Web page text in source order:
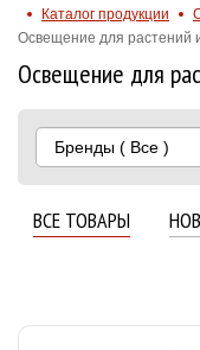
Каталог продукции
Освещение для растений
Освещение для
Бренды ( Все )
ВСЕ ТОВАРЫ